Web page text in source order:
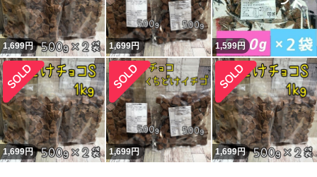
1,699円 1,699円 1,599円
1,699円 1,699円 1,699円